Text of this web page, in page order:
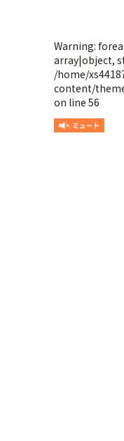
Warning:
array|object,
/home/
content/
on line 56